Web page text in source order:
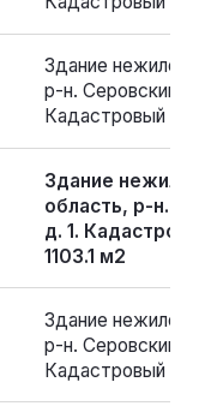
Здание нежилое
р-н. Серовский,
Кадастровый
Здание
область, р-н.
д. 1.
1103.1 м2
Здание нежилое
р-н. Серовский,
Кадастровый